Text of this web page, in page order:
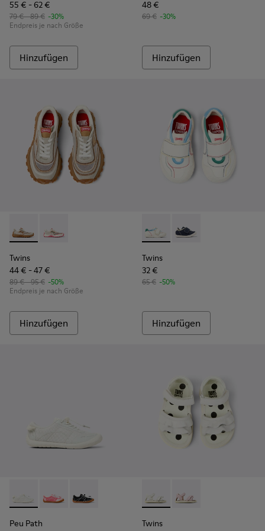
55 € - 62 €
79 € - 89 € -30%
Endpreis je nach Größe
Hinzufügen
48 €
69 € -30%
Hinzufügen
Twins - K800685-002 - Beige Sneaker aus Textil und
Twins - K800685-001 - Beige Sneaker aus Textil
Twins
44 € - 47 €
89 € - 95 € -50%
Endpreis je nach Größe
Hinzufügen
Twins - K800682-002 -
Twins - K800682-004
Twins
32 €
65 € -50%
Hinzufügen
Peu Path - K800691-001 - Weiße Sneaker aus Textil und
Peu Path - K800691-003 - Pinkfarbene Sneaker aus
Peu Path - K800691-002
Peu Path
Twins - K800678-001 -
Twins - K800678-002
Twins